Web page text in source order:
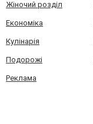
Жіночий розділ
Економіка
Кулінарія
Подорожі
Реклама